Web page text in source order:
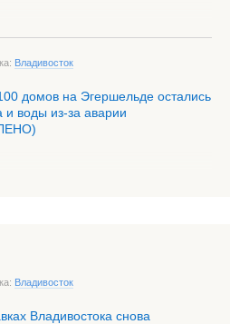
Владивосток
домов на Эгершельде остались
и воды из-за аварии
Владивосток
Владивостока снова